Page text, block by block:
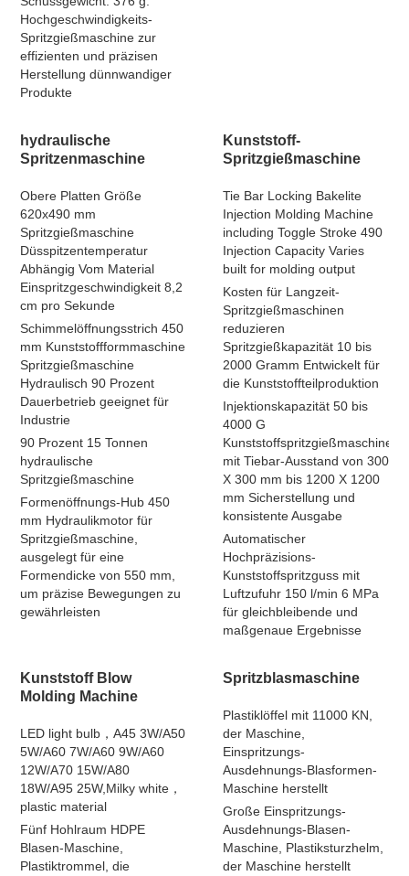
Hochgeschwindigkeits-
Spritzgießmaschine zur
effizienten und präzisen
Herstellung dünnwandiger
Produkte
hydraulische
Spritzenmaschine
Obere Platten Größe
620x490 mm
Spritzgießmaschine
Düsspitzentemperatur
Abhängig Vom Material
Einspritzgeschwindigkeit 8,2
cm pro Sekunde
Schimmelöffnungsstrich 450
mm Kunststoffformmaschine
Spritzgießmaschine
Hydraulisch 90 Prozent
Dauerbetrieb geeignet für
Industrie
90 Prozent 15 Tonnen
hydraulische
Spritzgießmaschine
Formenöffnungs-Hub 450
mm Hydraulikmotor für
Spritzgießmaschine,
ausgelegt für eine
Formendicke von 550 mm,
um präzise Bewegungen zu
gewährleisten
Kunststoff-
Spritzgießmaschine
Tie Bar Locking Bakelite
Injection Molding Machine
including Toggle Stroke 490
Injection Capacity Varies
built for molding output
Kosten für Langzeit-
Spritzgießmaschinen
reduzieren
Spritzgießkapazität 10 bis
2000 Gramm Entwickelt für
die Kunststoffteilproduktion
Injektionskapazität 50 bis
4000 G
Kunststoffspritzgießmaschine
mit Tiebar-Ausstand von 300
X 300 mm bis 1200 X 1200
mm Sicherstellung und
konsistente Ausgabe
Automatischer
Hochpräzisions-
Kunststoffspritzguss mit
Luftzufuhr 150 l/min 6 MPa
für gleichbleibende und
maßgenaue Ergebnisse
Kunststoff Blow
Molding Machine
LED light bulb，A45 3W/A50
5W/A60 7W/A60 9W/A60
12W/A70 15W/A80
18W/A95 25W,Milky white，
plastic material
Fünf Hohlraum HDPE
Blasen-Maschine,
Plastiktrommel, die
Spritzblasmaschine
Plastiklöffel mit 11000 KN,
der Maschine,
Einspritzungs-
Ausdehnungs-Blasformen-
Maschine herstellt
Große Einspritzungs-
Ausdehnungs-Blasen-
Maschine, Plastiksturzhelm,
der Maschine herstellt